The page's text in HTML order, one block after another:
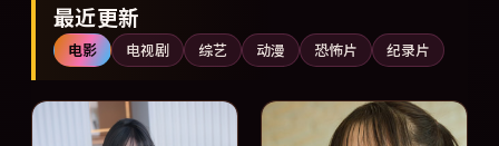
最近更新
电影 电视剧 综艺 动漫 恐怖片 纪录片